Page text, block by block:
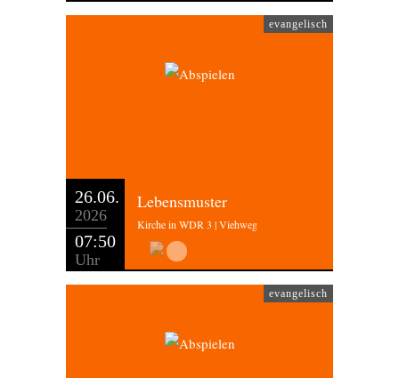
evangelisch
26.06.
2026
07:50
Uhr
Lebensmuster
Kirche in WDR 3 | Viehweg
evangelisch